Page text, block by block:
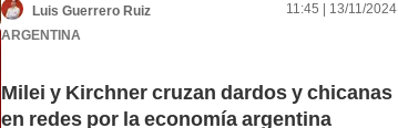
Luis Guerrero Ruiz
11:45 | 13/11/2024
ARGENTINA
Milei y Kirchner cruzan dardos y chicanas
en redes por la economía argentina